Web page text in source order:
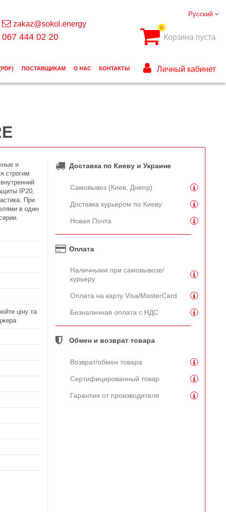
и
строгим
IP20,
При
в один
ціну та
Доставка по Киеву и Украине
Самовывоз (Киев, Днепр)
Доставка курьером по Киеву
Новая Почта
Оплата
Наличными при самовывозе/
курьеру
Оплата на карту Visa/MasterCard
Безналичная оплата с НДС
Обмен и возврат товара
Возврат/обмен товара
Сертифицированный товар
Гарантия от производителя
Русский
zakaz@sokol.energy
067 444 02 20
0
Корзина пуста
ПОСТАВЩИКАМ О НАС КОНТАКТЫ Личный кабинет